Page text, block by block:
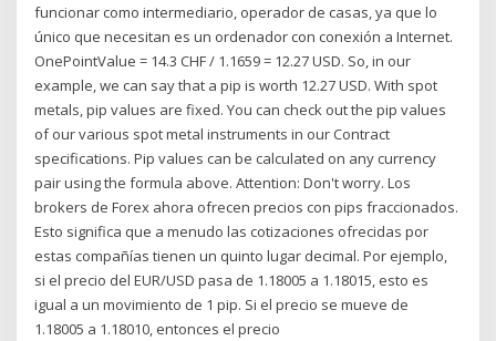
funcionar como intermediario, operador de casas, ya que lo
único que necesitan es un ordenador con conexión a Internet.
OnePointValue = 14.3 CHF / 1.1659 = 12.27 USD. So, in our
example, we can say that a pip is worth 12.27 USD. With spot
metals, pip values are fixed. You can check out the pip values
of our various spot metal instruments in our Contract
specifications. Pip values can be calculated on any currency
pair using the formula above. Attention: Don't worry. Los
brokers de Forex ahora ofrecen precios con pips fraccionados.
Esto significa que a menudo las cotizaciones ofrecidas por
estas compañías tienen un quinto lugar decimal. Por ejemplo,
si el precio del EUR/USD pasa de 1.18005 a 1.18015, esto es
igual a un movimiento de 1 pip. Si el precio se mueve de
1.18005 a 1.18010, entonces el precio